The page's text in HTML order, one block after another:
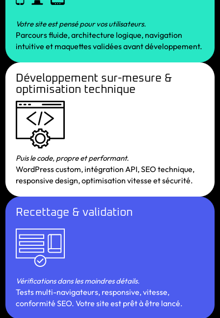
Votre site est pensé pour vos utilisateurs.
Parcours fluide, architecture logique, navigation
intuitive et maquettes validées avant développement.
Développement sur-mesure &
optimisation technique
Puis le code, propre et performant.
WordPress custom, intégration API, SEO technique,
responsive design, optimisation vitesse et sécurité.
Recettage & validation
Vérifications dans les moindres détails.
Tests multi-navigateurs, responsive, vitesse,
conformité SEO. Votre site est prêt à être lancé.